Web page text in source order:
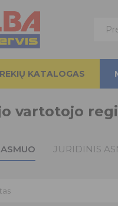
KATALOGAS
vartotojo
JURIDINIS